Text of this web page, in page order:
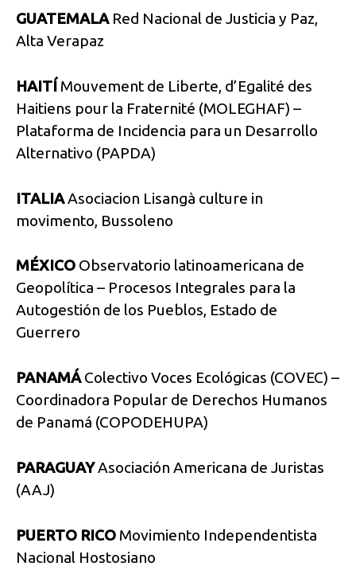
GUATEMALARed Nacional de Justicia y Paz,
Alta Verapaz
HAITÍ Mouvement de Liberte, d’Egalité des
Haitiens pour la Fraternité (MOLEGHAF) –
Plataforma de Incidencia para un Desarrollo
Alternativo (PAPDA)
ITALIAAsociacion Lisangà culture in
movimento, Bussoleno
MÉXICO Observatorio latinoamericana de
Geopolítica – Procesos Integrales para la
Autogestión de los Pueblos, Estado de
Guerrero
PANAMÁColectivo Voces Ecológicas (COVEC) –
Coordinadora Popular de Derechos Humanos
de Panamá (COPODEHUPA)
PARAGUAYAsociación Americana de Juristas
(AAJ)
PUERTO RICO Movimiento Independentista
Nacional Hostosiano